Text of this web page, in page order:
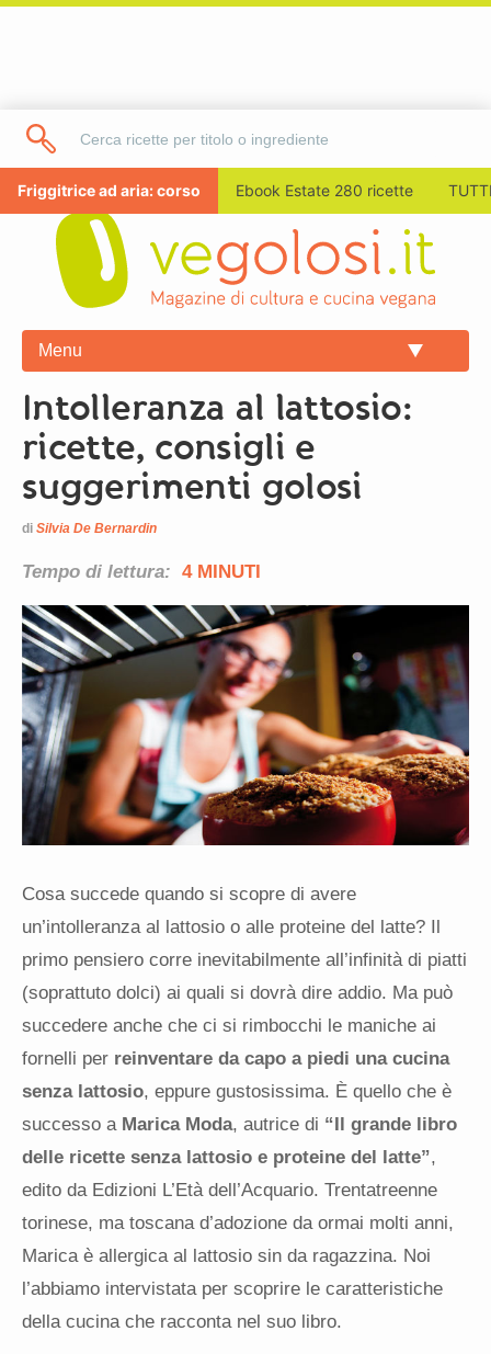
Friggitrice ad aria: corso Ebook Estate 280 ricette
Menu
Intolleranza al lattosio:
ricette, consigli e
suggerimenti golosi
di Silvia De Bernardin
Tempo di lettura: 4 MINUTI
Cosa succede quando si scopre di avere
un’intolleranza al lattosio o alle proteine del latte? Il
primo pensiero corre inevitabilmente all’infinità di piatti
(soprattuto dolci) ai quali si dovrà dire addio. Ma può
succedere anche che ci si rimbocchi le maniche ai
fornelli per reinventare da capo a piedi una cucina
senza lattosio, eppure gustosissima. È quello che è
successo a Marica Moda, autrice di “Il grande libro
delle ricette senza lattosio e proteine del latte”,
edito da Edizioni L’Età dell’Acquario. Trentatreenne
torinese, ma toscana d’adozione da ormai molti anni,
Marica è allergica al lattosio sin da ragazzina. Noi
l’abbiamo intervistata per scoprire le caratteristiche
della cucina che racconta nel suo libro.